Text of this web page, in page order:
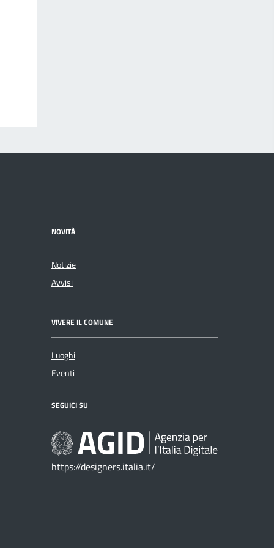
NOVITÀ
Notizie
Avvisi
VIVERE IL COMUNE
Luoghi
Eventi
SEGUICI SU
https://designers.italia.it/